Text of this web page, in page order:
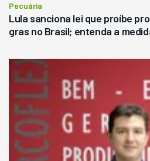
Pecuária
Lula sanciona lei que proíbe
gras no Brasil; entenda a